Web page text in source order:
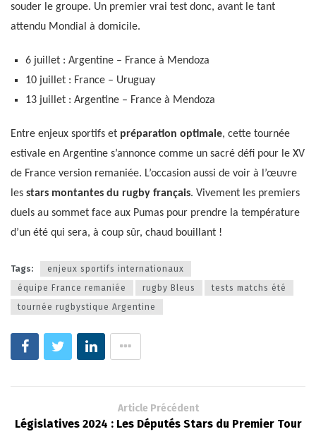
souder le groupe. Un premier vrai test donc, avant le tant
attendu Mondial à domicile.
6 juillet : Argentine – France à Mendoza
10 juillet : France – Uruguay
13 juillet : Argentine – France à Mendoza
Entre enjeux sportifs et préparation optimale, cette tournée
estivale en Argentine s’annonce comme un sacré défi pour le XV
de France version remaniée. L’occasion aussi de voir à l’œuvre
les stars montantes du rugby français. Vivement les premiers
duels au sommet face aux Pumas pour prendre la température
d’un été qui sera, à coup sûr, chaud bouillant !
Tags:
enjeux sportifs internationaux
équipe France remaniée
rugby Bleus
tests matchs été
tournée rugbystique Argentine
Article Précédent
Législatives 2024 : Les Députés Stars du Premier Tour